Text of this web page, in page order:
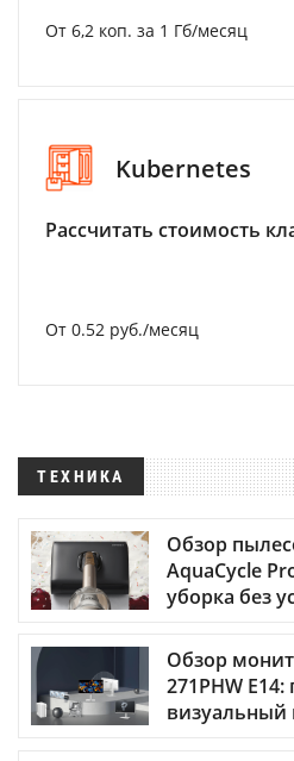
От 6,2 коп. за 1 Гб/месяц
Kubernetes
Рассчитать стоимость
От 0.52 руб./месяц
ТЕХНИКА
Обзор
AquaCycle
уборка без
Обзор
271PHW
визуальный